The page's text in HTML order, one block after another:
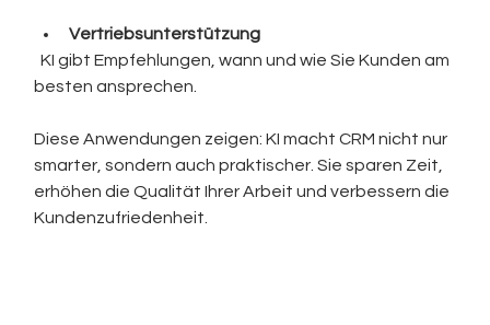
Vertriebsunterstützung
  KI gibt Empfehlungen, wann und wie Sie Kunden am
besten ansprechen.
Diese Anwendungen zeigen: KI macht CRM nicht nur
smarter, sondern auch praktischer. Sie sparen Zeit,
erhöhen die Qualität Ihrer Arbeit und verbessern die
Kundenzufriedenheit.